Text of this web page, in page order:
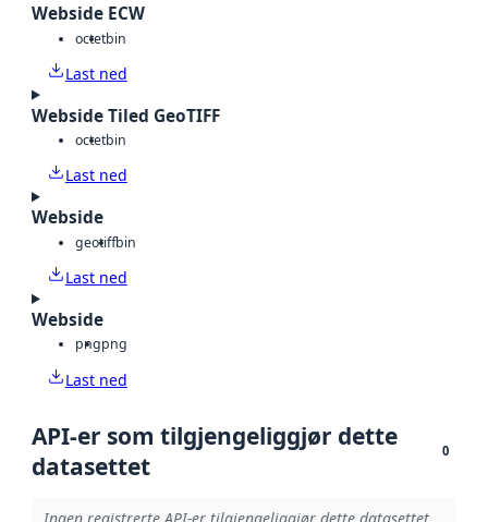
Webside ECW
octetbin
Last ned
Webside Tiled GeoTIFF
octetbin
Last ned
Webside
geotiffbin
Last ned
Webside
pngpng
Last ned
API-er som tilgjengeliggjør dette
datasettet
0